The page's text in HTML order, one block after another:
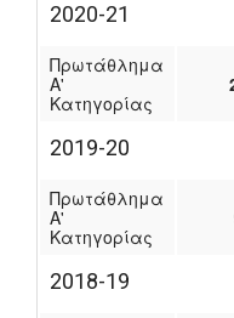
2020-21
Πρωτάθλημα
Α'
Κατηγορίας
2019-20
Πρωτάθλημα
Α'
Κατηγορίας
2018-19